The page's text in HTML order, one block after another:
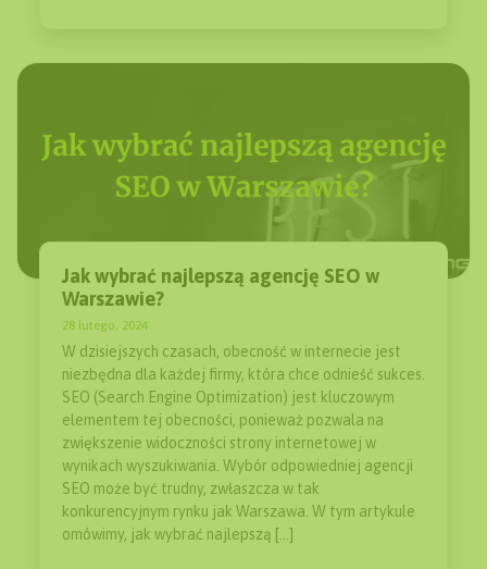
Jak wybrać najlepszą agencję SEO w
Warszawie?
28 lutego, 2024
W dzisiejszych czasach, obecność w internecie jest
niezbędna dla każdej firmy, która chce odnieść sukces.
SEO (Search Engine Optimization) jest kluczowym
elementem tej obecności, ponieważ pozwala na
zwiększenie widoczności strony internetowej w
wynikach wyszukiwania. Wybór odpowiedniej agencji
SEO może być trudny, zwłaszcza w tak
konkurencyjnym rynku jak Warszawa. W tym artykule
omówimy, jak wybrać najlepszą […]